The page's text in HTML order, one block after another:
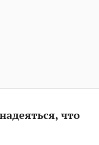
что